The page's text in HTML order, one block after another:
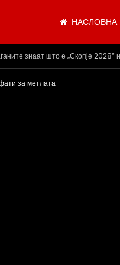
НАСЛОВНА
31.07.2026
за метлата